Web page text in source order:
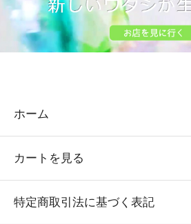
ホーム
カートを見る
特定商取引法に基づく表記